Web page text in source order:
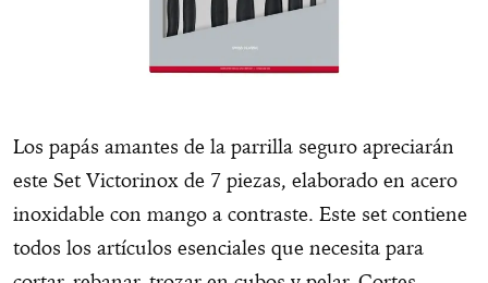
Los papás amantes de la parrilla seguro apreciarán
este Set Victorinox de 7 piezas, elaborado en acero
inoxidable con mango a contraste. Este set contiene
todos los artículos esenciales que necesita para